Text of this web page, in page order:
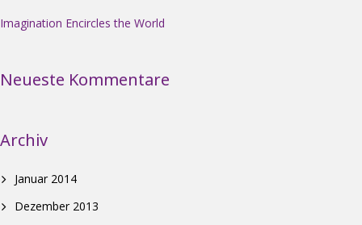
Imagination Encircles the World
Neueste Kommentare
Archiv
Januar 2014
Dezember 2013